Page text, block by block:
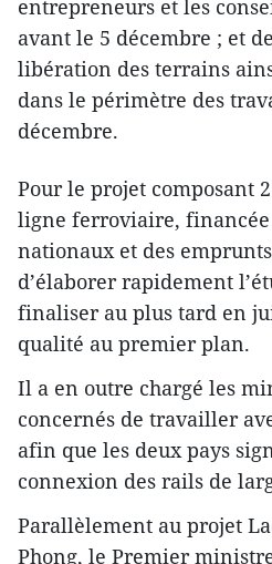
entrepreneurs et les
avant le 5 décembre ; et
libération des terrains
dans le périmètre des
décembre.
Pour le projet composant
ligne ferroviaire, financée
nationaux et des
d’élaborer rapidement
finaliser au plus tard en
qualité au premier plan.
Il a en outre chargé les
concernés de travailler
afin que les deux pays
connexion des rails de
Parallèlement au projet
Phong, le Premier